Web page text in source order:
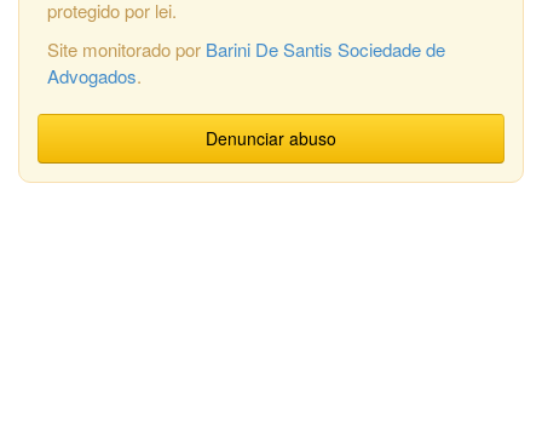
protegido por lei.
Site monitorado por Barini De Santis Sociedade de
Advogados.
Denunciar abuso